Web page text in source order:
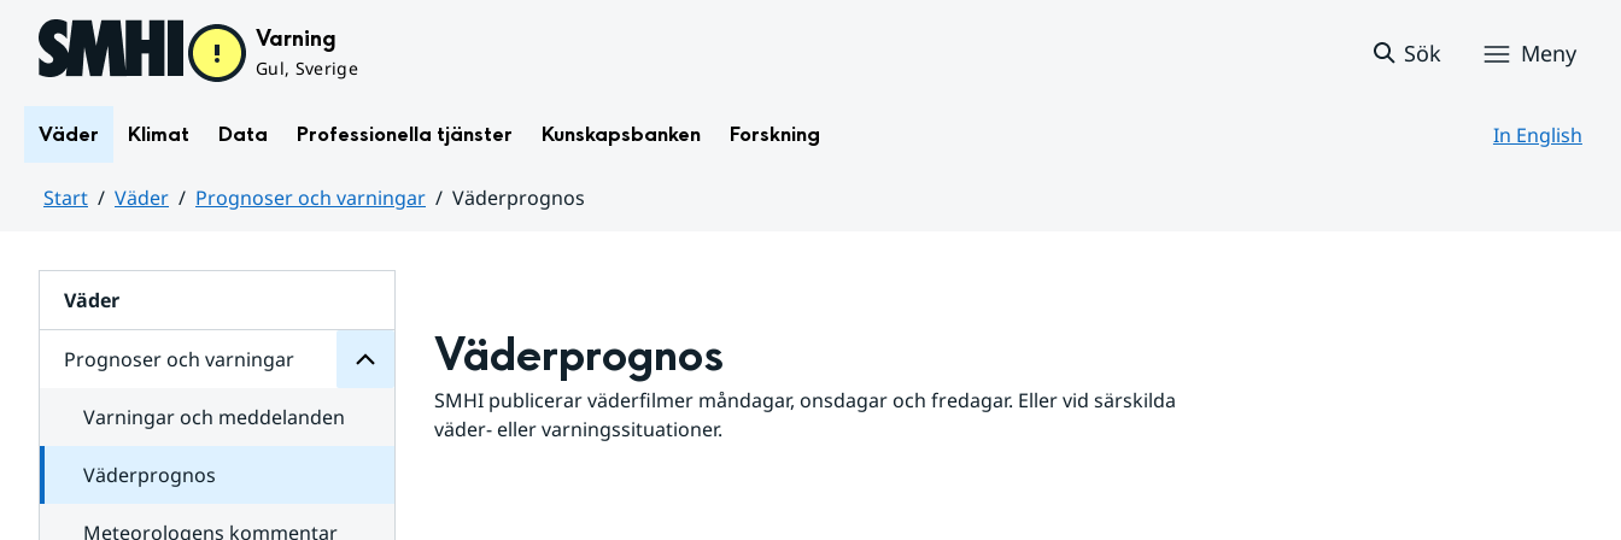
Hoppa till sidans innehåll Varning
Gul, Sverige
Sök Meny
Väder Klimat Data Professionella tjänster Kunskapsbanken Forskning In English
Start Väder Prognoser och varningar
Väderprognos
Väder
Prognoser och varningar
för
varningar
Varningar och meddelanden
Väderprognos
Meteorologens kommentar
Väderprognos
SMHI publicerar väderfilmer måndagar, onsdagar och fredagar. Eller vid särskilda
väder- eller varningssituationer.